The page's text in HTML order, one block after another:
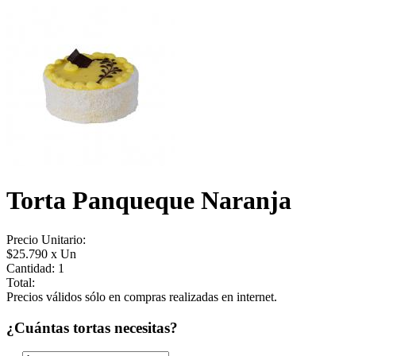
Torta Panqueque Naranja
Precio Unitario:
$25.790 x Un
Cantidad: 1
Total:
Precios válidos sólo en compras realizadas en internet.
¿Cuántas tortas necesitas?